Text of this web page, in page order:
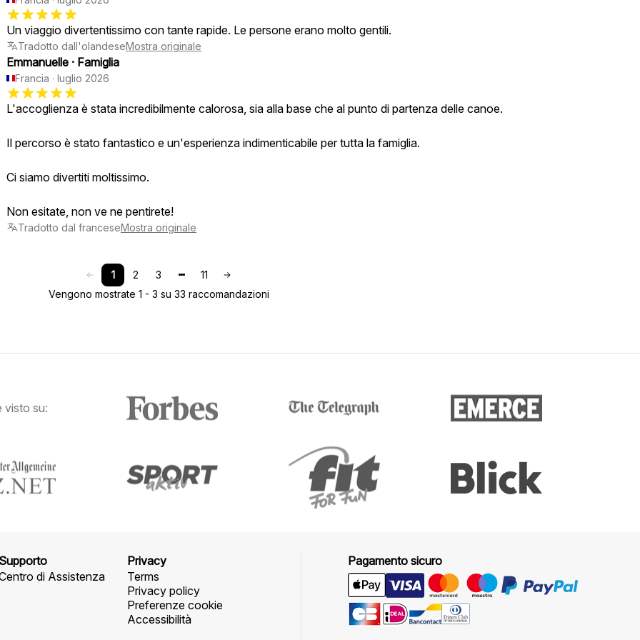
Un viaggio divertentissimo con tante rapide. Le persone erano molto gentili.
Tradotto dall'olandeseMostra originale
Emmanuelle · Famiglia
Francia · luglio 2026
L'accoglienza è stata incredibilmente calorosa, sia alla base che al punto di partenza delle canoe.
Il percorso è stato fantastico e un'esperienza indimenticabile per tutta la famiglia.
Ci siamo divertiti moltissimo.
Non esitate, non ve ne pentirete!
Tradotto dal franceseMostra originale
1 2 3
11
Vengono mostrate 1 - 3 su 33 raccomandazioni
visto su:
Supporto
di Assistenza
Privacy
Terms
Privacy policy
Preferenze cookie
Accessibilità
Pagamento sicuro